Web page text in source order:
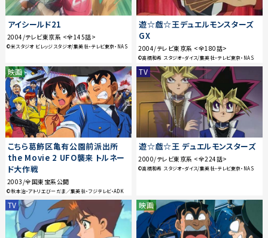
アイシールド21
2004/テレビ東京系 <全145話>
©米スタジオ ビレッジスタジオ/集英社・テレビ東京・NAS
遊☆戯☆王デュエルモンスターズ
GX
2004/テレビ東京系 <全180話>
©高橋和希 スタジオ・ダイス/集英社・テレビ東京・NAS
映画
こちら葛飾区亀有公園前派出所
the Movie 2 UFO襲来 トルネー
ド大作戦
2003/全国東宝系公開
©秋本治・アトリエびーだま／集英社・フジテレビ・ADK
TV
遊☆戯☆王 デュエルモンスターズ
2000/テレビ東京系 <全224話>
©高橋和希 スタジオ・ダイス/集英社・テレビ東京・NAS
TV 映画